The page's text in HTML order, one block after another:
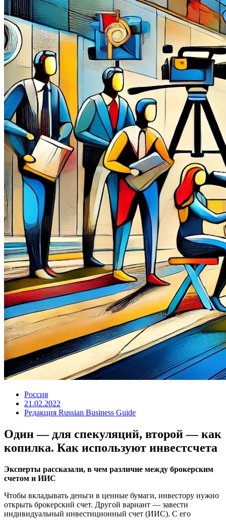
Россия
21.02.2022
Редакция Russian Business Guide
Один — для спекуляций, второй — как
копилка. Как используют инвестсчета
Эксперты рассказали, в чем различие между брокерским
счетом и ИИС
Чтобы вкладывать деньги в ценные бумаги, инвестору нужно
открыть брокерский счет. Другой вариант — завести
индивидуальный инвестиционный счет (ИИС). С его